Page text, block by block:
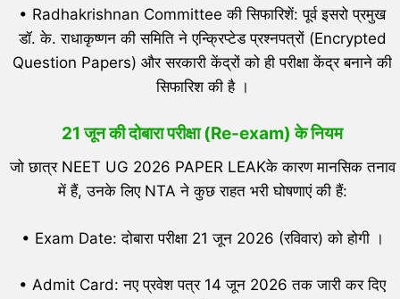
• Radhakrishnan Committee की सिफारिशें: पूर्व इसरो प्रमुख
डॉ. के. राधाकृष्णन की समिति ने एन्क्रिप्टेड प्रश्नपत्रों (Encrypted
Question Papers) और सरकारी केंद्रों को ही परीक्षा केंद्र बनाने की
सिफारिश की है ।
21 जून की दोबारा परीक्षा (Re-exam) के नियम
जो छात्र NEET UG 2026 PAPER LEAKके कारण मानसिक तनाव
में हैं, उनके लिए NTA ने कुछ राहत भरी घोषणाएं की हैं:
• Exam Date: दोबारा परीक्षा 21 जून 2026 (रविवार) को होगी ।
• Admit Card: नए प्रवेश पत्र 14 जून 2026 तक जारी कर दिए